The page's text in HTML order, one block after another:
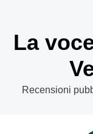
La
Recensioni